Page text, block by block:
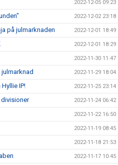
2022-12-05 09:23
2022-12-02 23:18
på julmarknaden 2022-12-01 18:49
2022-12-01 18:29
2022-11-30 11:47
2022-11-29 18:04
IP! 2022-11-25 23:14
divisioner 2022-11-24 06:42
2022-11-22 16:50
2022-11-19 08:45
2022-11-18 21:53
2022-11-17 10:45